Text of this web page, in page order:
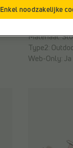
Materiaal:
Type2:
Web-Only:Ja
Enkel noodzakelijke